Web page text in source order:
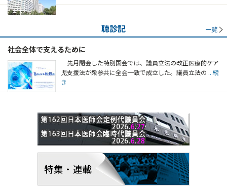
聴診記 一覧
社会全体で支えるために
先月閉会した特別国会では、議員立法の改正医療的ケア
児支援法が衆参共に全会一致で成立した。議員立法の ...続
き